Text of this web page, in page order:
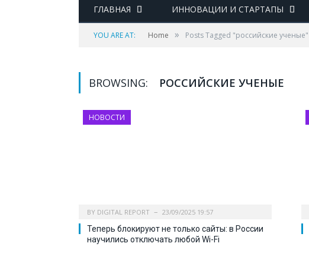
ГЛАВНАЯ ИННОВАЦИИ И СТАРТАПЫ
YOU ARE AT: Home » Posts Tagged "российские ученые"
BROWSING: РОССИЙСКИЕ УЧЕНЫЕ
НОВОСТИ
BY DIGITAL REPORT 23/09/2025 19:57
Теперь блокируют не только сайты: в России
научились отключать любой Wi-Fi